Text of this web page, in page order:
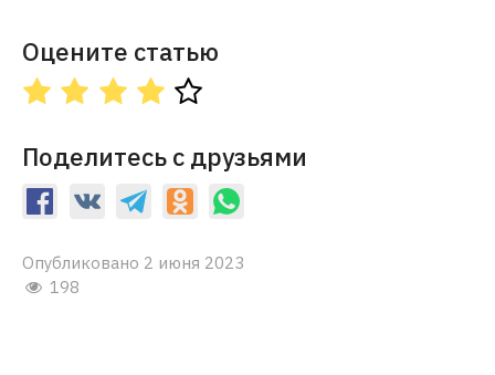
Оцените статью
Поделитесь с друзьями
Опубликовано 2 июня 2023
198